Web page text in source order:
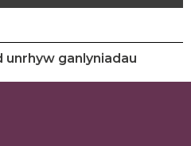
unrhyw ganlyniadau